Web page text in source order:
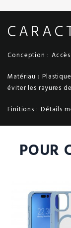
Conception :
Matériau :
éviter les rayures
Finitions : Détails
POUR